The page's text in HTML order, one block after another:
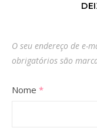
O seu endereço de e-
obrigatórios são
Nome *